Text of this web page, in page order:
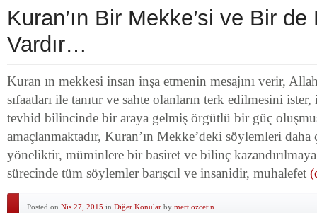
Kuran’ın Bir Mekke’si ve Bir de
Vardır…
Kuran ın mekkesi insan inşa etmenin mesajını verir,
sıfaatları ile tanıtır ve sahte olanların terk edilmesini
tevhid bilincinde bir araya gelmiş örgütlü bir güç
amaçlanmaktadır, Kuran’ın Mekke’deki söylemleri daha
yöneliktir, müminlere bir basiret ve bilinç kazandırılmaya
sürecinde tüm söylemler barışcıl ve insanidir, muhalefet
Posted on Nis 27, 2015 in Diğer Konular by mert ozcetin